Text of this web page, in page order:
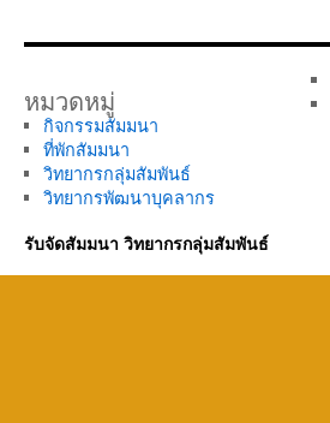
หมวดหมู่
กิจกรรมสัมมนา
ที่พักสัมมนา
วิทยากรกลุ่มสัมพันธ์
วิทยากรพัฒนาบุคลากร
รับจัดสัมมนา วิทยากรกลุ่มสัมพันธ์